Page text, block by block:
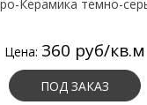
Керамика темно-
Цена: 360 руб/кв.м
ПОД ЗАКАЗ